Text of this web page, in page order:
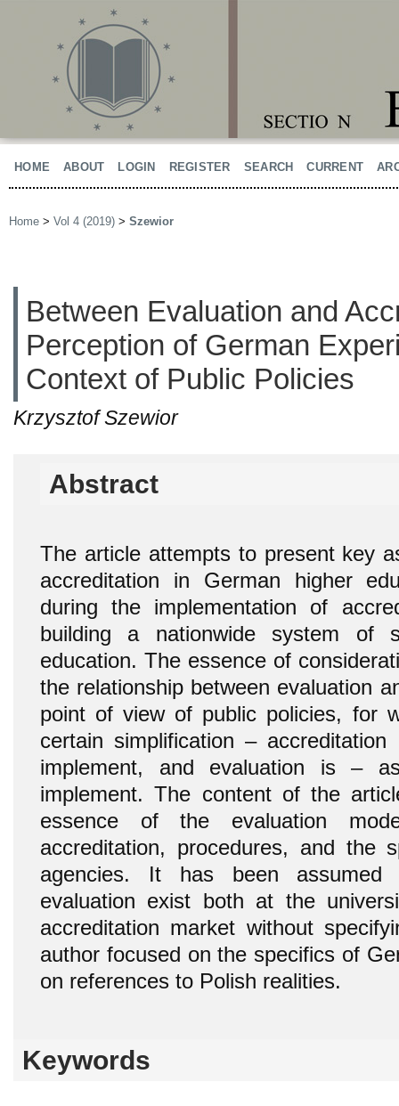
HOME ABOUT LOGIN REGISTER SEARCH CURRENT
Home > Vol 4 (2019) > Szewior
Between Evaluation and
Perception of German
Context of Public Policies
Krzysztof Szewior
Abstract
The article attempts to present key
accreditation in German higher
during the implementation of
building a nationwide system of
education. The essence of
the relationship between evaluation
point of view of public policies, for
certain simplification –
implement, and evaluation is –
implement. The content of the
essence of the evaluation
accreditation, procedures, and the
agencies. It has been assumed
evaluation exist both at the
accreditation market without
author focused on the specifics of
on references to Polish realities.
Keywords